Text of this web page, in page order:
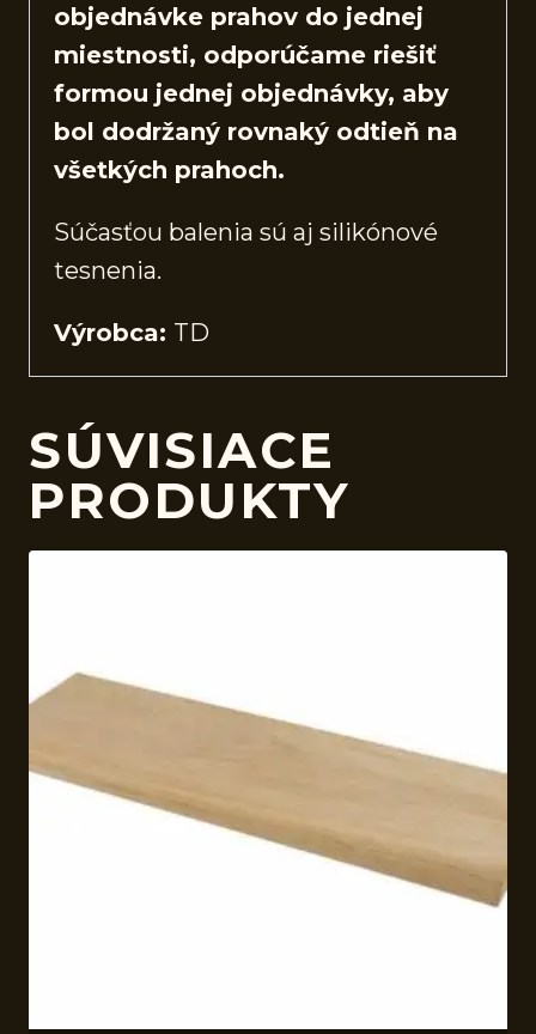
objednávke prahov do jednej
miestnosti, odporúčame riešiť
formou jednej objednávky, aby
bol dodržaný rovnaký odtieň na
všetkých prahoch.
Súčasťou balenia sú aj silikónové
tesnenia.
Výrobca: TD
SÚVISIACE
PRODUKTY